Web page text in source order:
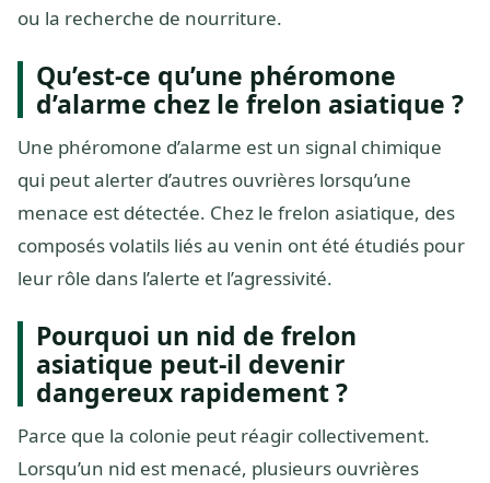
ou la recherche de nourriture.
Qu’est-ce qu’une phéromone
d’alarme chez le frelon asiatique ?
Une phéromone d’alarme est un signal chimique
qui peut alerter d’autres ouvrières lorsqu’une
menace est détectée. Chez le frelon asiatique, des
composés volatils liés au venin ont été étudiés pour
leur rôle dans l’alerte et l’agressivité.
Pourquoi un nid de frelon
asiatique peut-il devenir
dangereux rapidement ?
Parce que la colonie peut réagir collectivement.
Lorsqu’un nid est menacé, plusieurs ouvrières